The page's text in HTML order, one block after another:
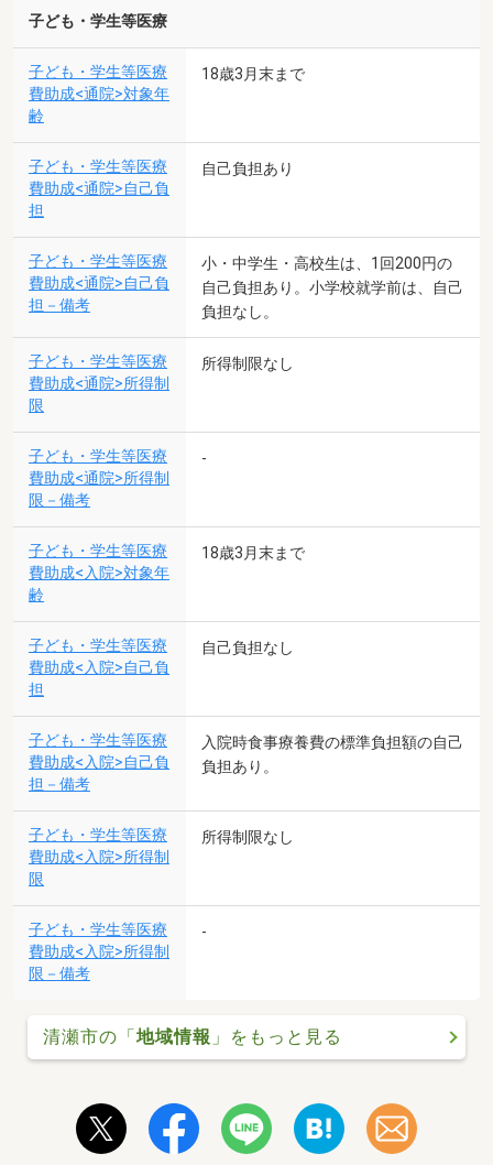
子ども・学生等医療
子ども・学生等医療
費助成<通院>対象年
齢
18歳3月末まで
子ども・学生等医療
費助成<通院>自己負
担
自己負担あり
子ども・学生等医療
費助成<通院>自己負
担－備考
小・中学生・高校生は、1回200円の
自己負担あり。小学校就学前は、自己
負担なし。
子ども・学生等医療
費助成<通院>所得制
限
所得制限なし
子ども・学生等医療
費助成<通院>所得制
限－備考
-
子ども・学生等医療
費助成<入院>対象年
齢
18歳3月末まで
子ども・学生等医療
費助成<入院>自己負
担
自己負担なし
子ども・学生等医療
費助成<入院>自己負
担－備考
入院時食事療養費の標準負担額の自己
負担あり。
子ども・学生等医療
費助成<入院>所得制
限
所得制限なし
子ども・学生等医療
費助成<入院>所得制
限－備考
-
清瀬市の「地域情報 」をもっと見る